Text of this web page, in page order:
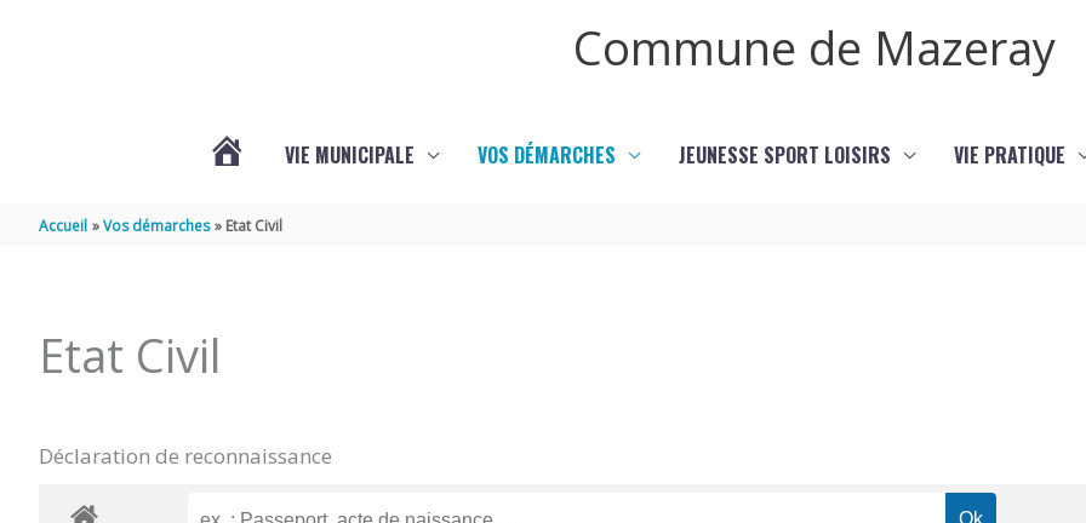
Commune de Mazeray
MAZERAY
VIE MUNICIPALE VOS DÉMARCHES JEUNESSE SPORT LOISIRS VIE PRATIQUE
Accueil Vos démarches Etat Civil
Etat Civil
Déclaration de reconnaissance